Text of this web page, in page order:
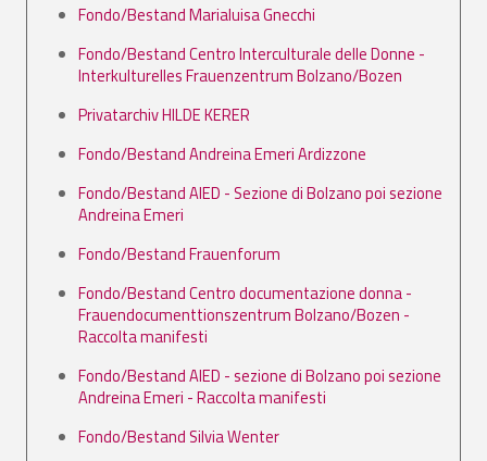
Fondo/Bestand Marialuisa Gnecchi
Fondo/Bestand Centro Interculturale delle Donne -
Interkulturelles Frauenzentrum Bolzano/Bozen
Privatarchiv HILDE KERER
Fondo/Bestand Andreina Emeri Ardizzone
Fondo/Bestand AIED - Sezione di Bolzano poi sezione
Andreina Emeri
Fondo/Bestand Frauenforum
Fondo/Bestand Centro documentazione donna -
Frauendocumenttionszentrum Bolzano/Bozen -
Raccolta manifesti
Fondo/Bestand AIED - sezione di Bolzano poi sezione
Andreina Emeri - Raccolta manifesti
Fondo/Bestand Silvia Wenter